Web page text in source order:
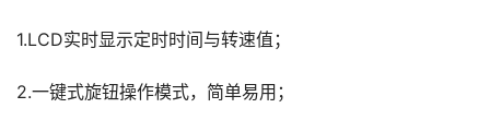
1.LCD实时显示定时时间与转速值；
2.一键式旋钮操作模式，简单易用；